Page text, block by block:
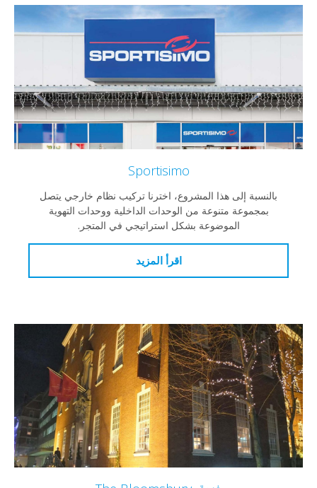
Sportisimo
بالنسبة إلى هذا المشروع، اخترنا تركيب نظام خارجي يتصل
بمجموعة متنوعة من الوحدات الداخلية ووحدات التهوية
الموضوعة بشكل استراتيجي في المتجر.
اقرأ المزيد